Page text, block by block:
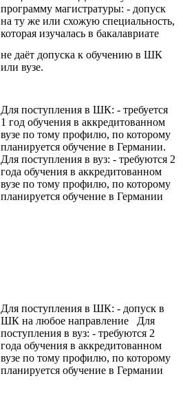
программу магистратуры: - допуск
на ту же или схожую специальность,
которая изучалась в бакалавриате
не даёт допуска к обучению в ШК
или вузе.
Для поступления в ШК: - требуется
1 год обучения в аккредитованном
вузе по тому профилю, по которому
планируется обучение в Германии.
Для поступления в вуз: - требуются 2
года обучения в аккредитованном
вузе по тому профилю, по которому
планируется обучение в Германии
Для поступления в ШК: - допуск в
ШК на любое направление Для
поступления в вуз: - требуются 2
года обучения в аккредитованном
вузе по тому профилю, по которому
планируется обучение в Германии